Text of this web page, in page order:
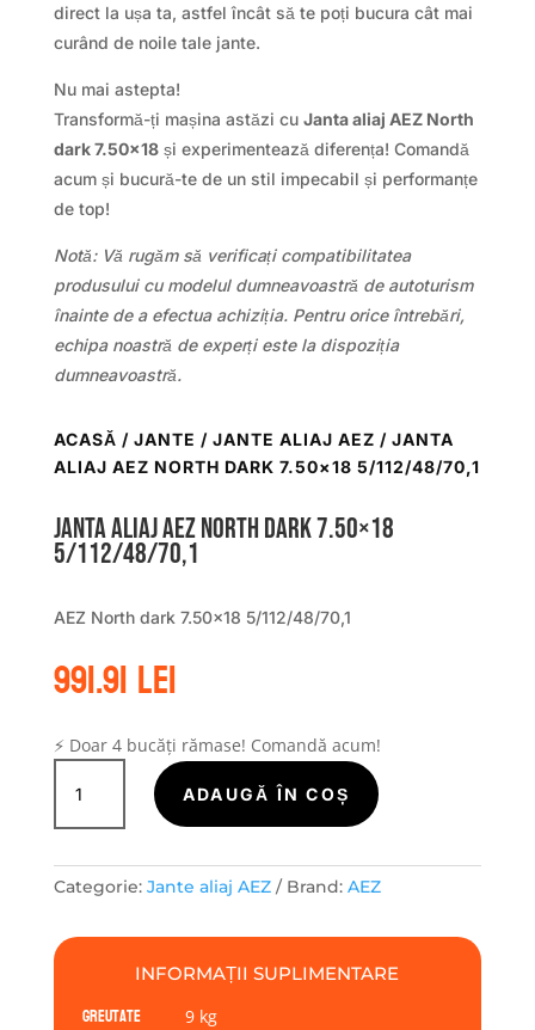
direct la ușa ta, astfel încât să te poți bucura cât mai
curând de noile tale jante.
Nu mai astepta!
Transformă-ți mașina astăzi cu Janta aliaj AEZ North
dark 7.50×18și experimentează diferența! Comandă
acum și bucură-te de un stil impecabil și performanțe
de top!
Notă: Vă rugăm să verificați compatibilitatea
produsului cu modelul dumneavoastră de autoturism
înainte de a efectua achiziția. Pentru orice întrebări,
echipa noastră de experți este la dispoziția
dumneavoastră.
ACASĂ / JANTE / JANTE ALIAJ AEZ / JANTA
ALIAJ AEZ NORTH DARK 7.50×18 5/112/48/70,1
Janta aliaj AEZ North dark 7.50×18
5/112/48/70,1
AEZ North dark 7.50×18 5/112/48/70,1
991.91lei
⚡ Doar 4 bucăți rămase! Comandă acum!
Cantitate
Janta
aliaj
North
7.50x18
5/112/48/70,1
ADAUGĂ ÎN COȘ
Categorie: Jante aliaj AEZ Brand: AEZ
INFORMAȚII SUPLIMENTARE
Greutate 9 kg